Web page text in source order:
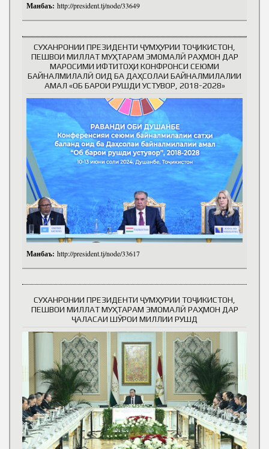
Манбаъ: http://president.tj/node/33649
СУХАНРОНИИ ПРЕЗИДЕНТИ ҶУМҲУРИИ ТОҶИКИСТОН,
ПЕШВОИ МИЛЛАТ МУҲТАРАМ ЭМОМАЛӢ РАҲМОН ДАР
МАРОСИМИ ИФТИТОҲИ КОНФРОНСИ СЕЮМИ
БАЙНАЛМИЛАЛӢ ОИД БА ДАҲСОЛАИ БАЙНАЛМИЛАЛИИ
АМАЛ «ОБ БАРОИ РУШДИ УСТУВОР, 2018-2028»
Манбаъ: http://president.tj/node/33617
СУХАНРОНИИ ПРЕЗИДЕНТИ ҶУМҲУРИИ ТОҶИКИСТОН,
ПЕШВОИ МИЛЛАТ МУҲТАРАМ ЭМОМАЛӢ РАҲМОН ДАР
ҶАЛАСАИ ШӮРОИ МИЛЛИИ РУШД